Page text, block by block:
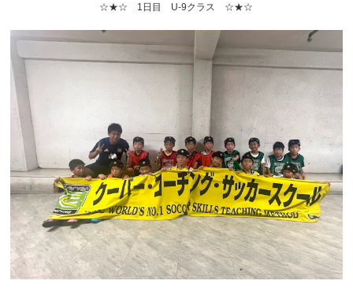
☆★☆ 1日目 U-9クラス ☆★☆